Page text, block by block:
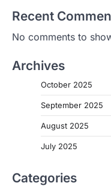
Recent
No comments to
Archives
October 2025
September 2025
August 2025
July 2025
Categories